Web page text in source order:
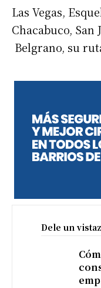
Las Vegas,
Chacabuco,
Belgrano, su
Dele un